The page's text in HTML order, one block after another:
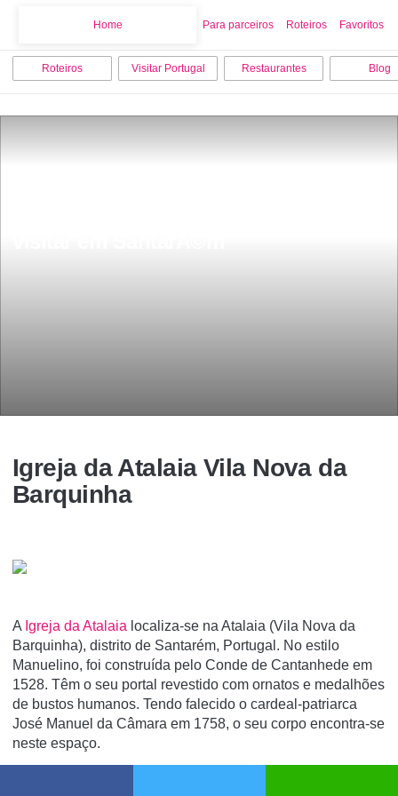
Home Para parceiros Roteiros Favoritos
Roteiros Visitar Portugal Restaurantes Blog
Igreja da Atalaia Vila Nova da
Barquinha
A Igreja da Atalaia localiza-se na Atalaia (Vila Nova da
Barquinha), distrito de Santarém, Portugal. No estilo
Manuelino, foi construí­da pelo Conde de Cantanhede em
1528. Têm o seu portal revestido com ornatos e medalhões
de bustos humanos. Tendo falecido o cardeal-patriarca
José Manuel da Câmara em 1758, o seu corpo encontra-se
neste espaço.